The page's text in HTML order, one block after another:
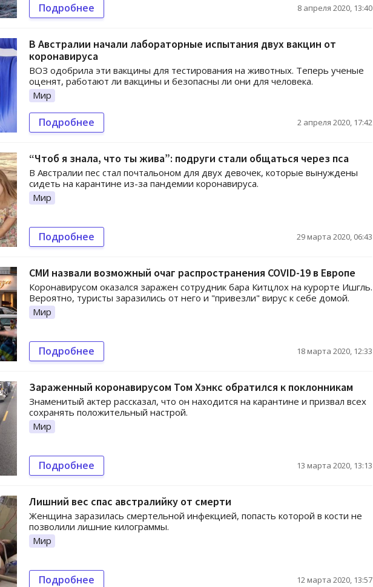
Подробнее 8 апреля 2020, 13:40
В Австралии начали лабораторные испытания двух вакцин от
коронавируса
ВОЗ одобрила эти вакцины для тестирования на животных. Теперь ученые
оценят, работают ли вакцины и безопасны ли они для человека.
Мир
Подробнее 2 апреля 2020, 17:42
“Чтоб я знала, что ты жива”: подруги стали общаться через пса
В Австралии пес стал почтальоном для двух девочек, которые вынуждены
сидеть на карантине из-за пандемии коронавируса.
Мир
Подробнее 29 марта 2020, 06:43
СМИ назвали возможный очаг распространения COVID-19 в Европе
Коронавирусом оказался заражен сотрудник бара Китцлох на курорте Ишгль.
Вероятно, туристы заразились от него и "привезли" вирус к себе домой.
Мир
Подробнее 18 марта 2020, 12:33
Зараженный коронавирусом Том Хэнкс обратился к поклонникам
Знаменитый актер рассказал, что он находится на карантине и призвал всех
сохранять положительный настрой.
Мир
Подробнее 13 марта 2020, 13:13
Лишний вес спас австралийку от смерти
Женщина заразилась смертельной инфекцией, попасть которой в кости не
позволили лишние килограммы.
Мир
Подробнее 12 марта 2020, 13:57